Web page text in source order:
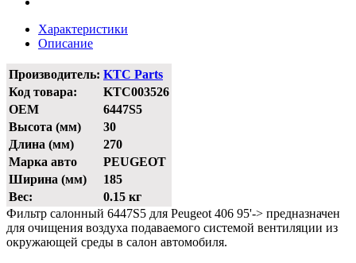
Характеристики
Описание
Производитель: KTC Parts
Код товара:
KTC003526
OEM
6447S5
Высота (мм)
30
Длина (мм)
270
Марка авто
PEUGEOT
Ширина (мм)
185
Вес:
0.15 кг
Фильтр салонный 6447S5 для Peugeot 406 95'-> предназначен
для очищения воздуха подаваемого системой вентиляции из
окружающей среды в салон автомобиля.